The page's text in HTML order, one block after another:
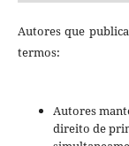
Autores que
termos:
Autores
direito de